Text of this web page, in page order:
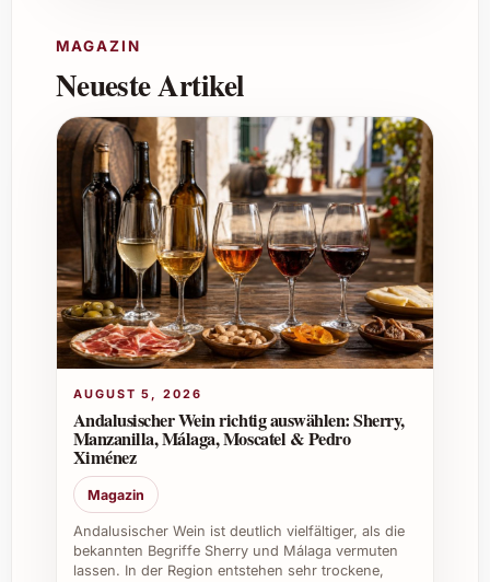
Können individuelle Wünsche berücksichtigt
werden?
In begrenztem Umfang sind Anpassungen
möglich. Bitte kontaktieren Sie den
Anbieter direkt, um spezielle
Anforderungen oder personalisierte
Optionen zu besprechen.
Ist Ritme +Ritme 2023 auch für den
gastronomischen Einsatz geeignet?
Ja, es eignet sich ausgezeichnet als
Bereicherung für das Getränke- oder
Speiseangebot in Restaurants,
Weinkellern oder bei Caterings.
MAGAZIN
Neueste Artikel
AUGUST 5, 2026
Andalusischer Wein richtig auswählen: Sherry,
Manzanilla, Málaga, Moscatel & Pedro
Ximénez
Magazin
Andalusischer Wein ist deutlich vielfältiger, als die
bekannten Begriffe Sherry und Málaga vermuten
lassen. In der Region entstehen sehr trockene,